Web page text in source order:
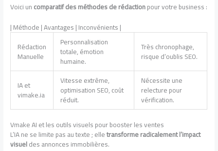
Voici uncomparatif des méthodes de rédactionpour votre business :
| Méthode | Avantages | Inconvénients |
Rédaction
Manuelle
Personnalisation
totale, émotion
humaine.
Très chronophage,
risque d’oublis SEO.
IA et
vimake.ia
Vitesse extrême,
optimisation SEO, coût
réduit.
Nécessite une
relecture pour
vérification.
Vmake AI et les outils visuels pour booster les ventes
L’IA ne se limite pas au texte ; elletransforme radicalement l’impact
visueldes annonces immobilières.